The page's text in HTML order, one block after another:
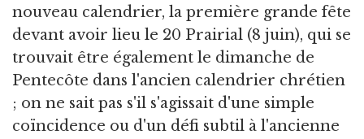
nouveau calendrier, la première grande fête
devant avoir lieu le 20 Prairial (8 juin), qui se
trouvait être également le dimanche de
Pentecôte dans l'ancien calendrier chrétien
; on ne sait pas s'il s'agissait d'une simple
coïncidence ou d'un défi subtil à l'ancienne